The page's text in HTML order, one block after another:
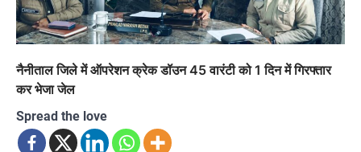
नैनीताल जिले में ऑपरेशन क्रेक डॉउन 45 वारंटी को 1 दिन में गिरफ्तार
कर भेजा जेल
Spread the love